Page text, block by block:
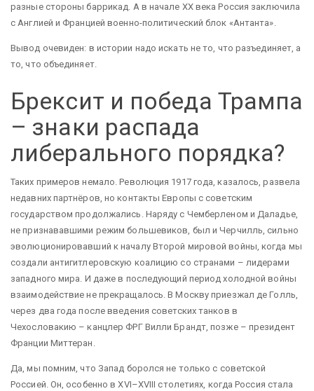
разные стороны баррикад. А в начале ХХ века Россия заключила
с Англией и Францией военно-политический блок «Антанта».
Вывод очевиден: в истории надо искать не то, что разъединяет, а
то, что объединяет.
Брексит и победа Трампа
– знаки распада
либерального порядка?
Таких примеров немало. Революция 1917 года, казалось, развела
недавних партнёров, но контакты Европы с советским
государством продолжались. Наряду с Чемберленом и Даладье,
не признававшими режим большевиков, был и Черчилль, сильно
эволюционировавший к началу Второй мировой войны, когда мы
создали антигитлеровскую коалицию со странами – лидерами
западного мира. И даже в последующий период холодной войны
взаимодействие не прекращалось. В Москву приезжал де Голль,
через два года после введения советских танков в
Чехословакию – канцлер ФРГ Вилли Брандт, позже – президент
Франции Миттеран.
Да, мы помним, что Запад боролся не только с советской
Россией. Он, особенно в XVI–XVIII столетиях, когда Россия стала